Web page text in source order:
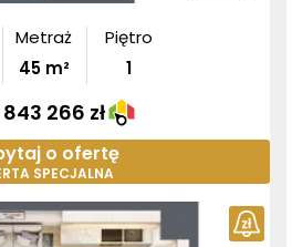
Metraż
45m²
Piętro
1
266 zł
o ofertę
SPECJALNA